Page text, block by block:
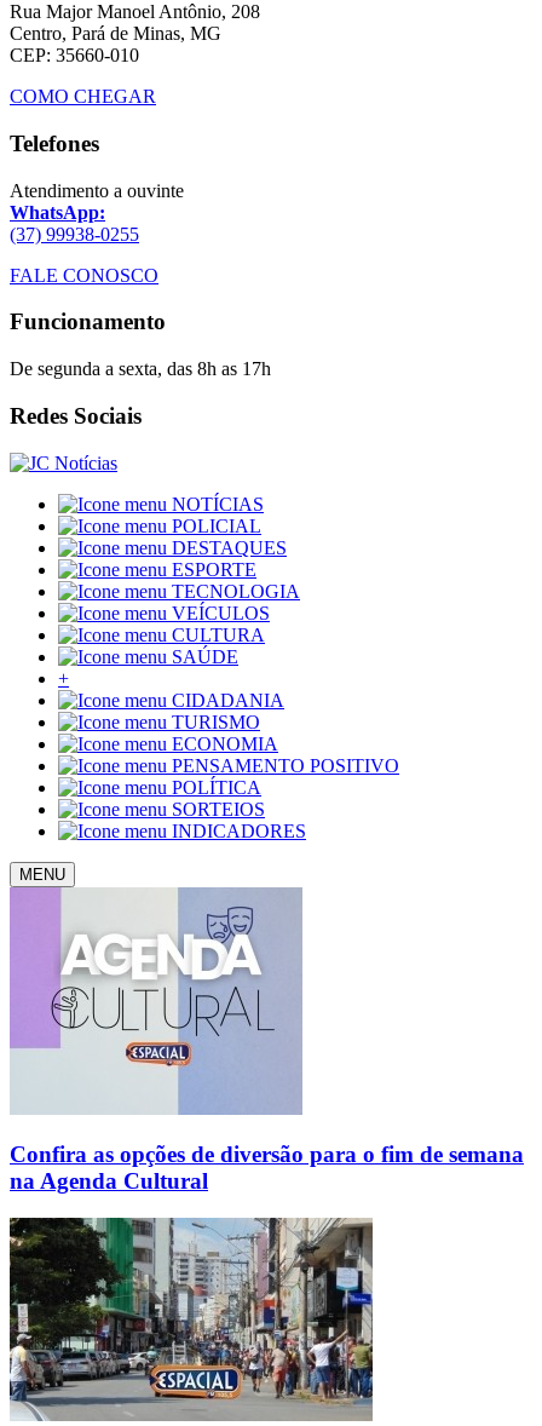
Rua Major Manoel Antônio, 208
Centro, Pará de Minas, MG
CEP: 35660-010
COMO CHEGAR
Telefones
Atendimento a ouvinte
WhatsApp:
(37) 99938-0255
FALE CONOSCO
Funcionamento
De segunda a sexta, das 8h as 17h
Redes Sociais
NOTÍCIAS
POLICIAL
DESTAQUES
ESPORTE
TECNOLOGIA
VEÍCULOS
CULTURA
SAÚDE
+
CIDADANIA
TURISMO
ECONOMIA
PENSAMENTO POSITIVO
POLÍTICA
SORTEIOS
INDICADORES
MENU
Confira as opções de diversão para o fim de semana
na Agenda Cultural